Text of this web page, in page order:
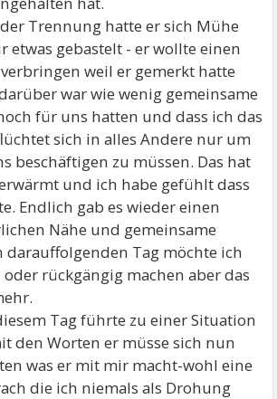
Trennung hatte er sich Mühe
etwas gebastelt - er wollte einen
weil er gemerkt hatte
war wie wenig gemeinsame
für uns hatten und dass ich das
sich in alles Andere nur um
beschäftigen zu müssen. Das hat
und ich habe gefühlt dass
Endlich gab es wieder einen
Nähe und gemeinsame
darauffolgenden Tag möchte ich
rückgängig machen aber das
Tag führte zu einer Situation
den Worten er müsse sich nun
was er mit mir macht-wohl eine
die ich niemals als Drohung